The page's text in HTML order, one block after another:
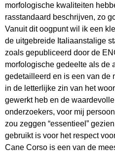
morfologische kwaliteiten
rasstandaard beschrijven, zo
Vanuit dit oogpunt wil ik een
de uitgebreide Italiaanstalige
zoals gepubliceerd door de
morfologische gedeelte als de
gedetailleerd en is een van de
in de letterlijke zin van het
gewerkt heb en de
onderzoekers, voor mij
zou zeggen “essentieel”
gebruikt is voor het respect
Cane Corso is een van de